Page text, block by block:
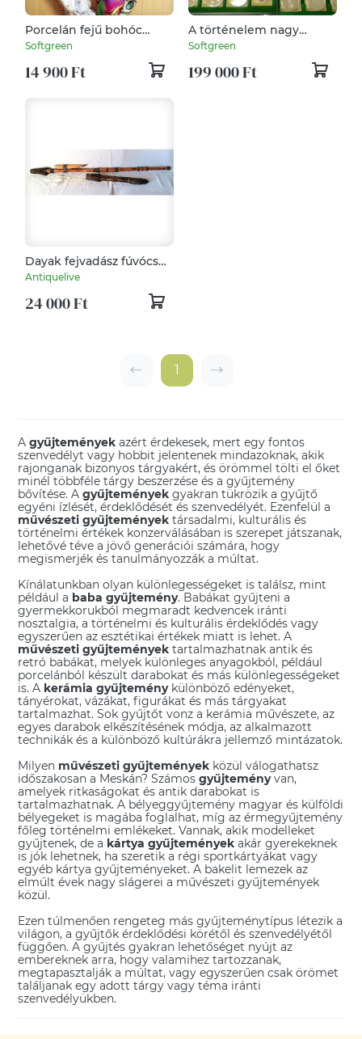
Porcelán fejű bohóc
baba selyem öltözetben
Softgreen
14 900 Ft
A történelem nagy
autómodelljei. Teljes
24db-s kollekció eredeti
dobozában,
műbizonylattal
Softgreen
199 000 Ft
Dayak fejvadász fúvócső
Borneó szigetéről
Antiquelive
24 000 Ft
1
Agyűjteményekazért érdekesek, mert egy fontos
szenvedélyt vagy hobbit jelentenek mindazoknak, akik
rajonganak bizonyos tárgyakért, és örömmel tölti el őket
minél többféle tárgy beszerzése és a gyűjtemény
bővítése. Agyűjteményekgyakran tükrözik a gyűjtő
egyéni ízlését, érdeklődését és szenvedélyét. Ezenfelül a
művészeti gyűjteményektársadalmi, kulturális és
történelmi értékek konzerválásában is szerepet játszanak,
lehetővé téve a jövő generációi számára, hogy
megismerjék és tanulmányozzák a múltat.
Kínálatunkban olyan különlegességeket is találsz, mint
például a baba gyűjtemény. Babákat gyűjteni a
gyermekkorukból megmaradt kedvencek iránti
nosztalgia, a történelmi és kulturális érdeklődés vagy
egyszerűen az esztétikai értékek miatt is lehet. A
művészeti gyűjtemények tartalmazhatnak antik és
retró babákat, melyek különleges anyagokból, például
porcelánból készült darabokat és más különlegességeket
is. A kerámia gyűjteménykülönböző edényeket,
tányérokat, vázákat, figurákat és más tárgyakat
tartalmazhat. Sok gyűjtőt vonz a kerámia művészete, az
egyes darabok elkészítésének módja, az alkalmazott
technikák és a különböző kultúrákra jellemző mintázatok.
Milyen művészeti gyűjtemények közül válogathatsz
időszakosan a Meskán? Számosgyűjteményvan,
amelyek ritkaságokat és antik darabokat is
tartalmazhatnak. A bélyeggyűjtemény magyar és külföldi
bélyegeket is magába foglalhat, míg az érmegyűjtemény
főleg történelmi emlékeket. Vannak, akik modelleket
gyűjtenek, de a kártya gyűjtemények akár gyerekeknek
is jók lehetnek, ha szeretik a régi sportkártyákat vagy
egyéb kártya gyűjteményeket. A bakelit lemezek az
elmúlt évek nagy slágerei a művészeti gyűjtemények
közül.
Ezen túlmenően rengeteg más gyűjteménytípus létezik a
világon, a gyűjtők érdeklődési körétől és szenvedélyétől
függően. A gyűjtés gyakran lehetőséget nyújt az
embereknek arra, hogy valamihez tartozzanak,
megtapasztalják a múltat, vagy egyszerűen csak örömet
találjanak egy adott tárgy vagy téma iránti
szenvedélyükben.